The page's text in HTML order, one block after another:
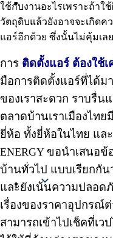
Thai
ใช้กับงานอะไรเพราะถ้าใ
วัตถุดิบแล้วยังอาจจะเกิด
แอร์อีกด้วย ซึ่งนั้นไม่คุ้มเลย
การ ติดตั้งแอร์ ต้องใช้เ
มือการติดตั้งแอร์ที่ได้ม
ของเราสะดวก ราบรื่น
ตลาดบ้านเราเมืองไท
ยี่ห้อ ทั้งยี่ห้อในไทย แล
ENERGY ขอนำเสนอ
บ้านทั่วไป แบบเรียกกัน
และยังเน้นความปลอ
เรื่องของราคาอุปกรณ์
สามารถเข้าไปเช็คที่เว